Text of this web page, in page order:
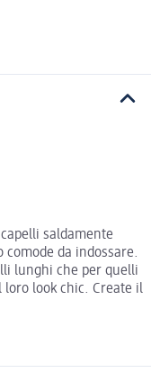
saldamente
comode da indossare.
lunghi che per quelli
loro look chic. Create il